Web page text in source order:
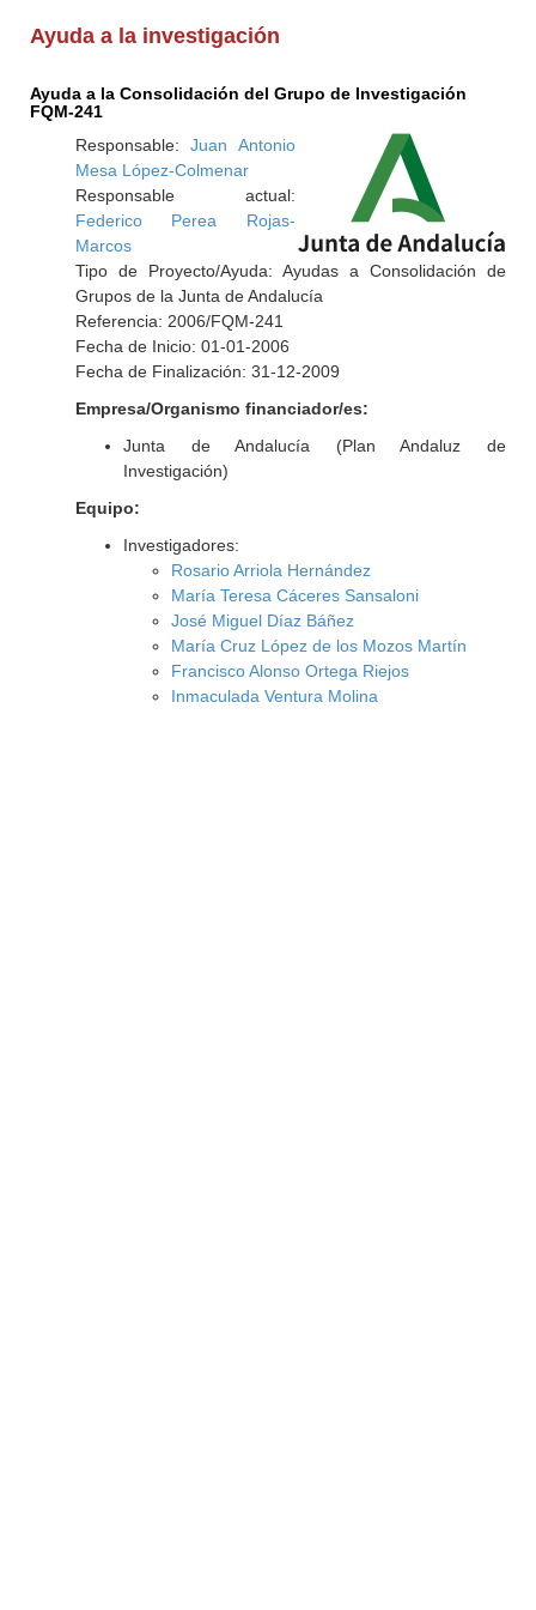
Ayuda a la investigación
Ayuda a la Consolidación del Grupo de Investigación
FQM-241
Responsable:Juan Antonio
Mesa López-Colmenar
Responsable actual:
Federico Perea Rojas-
Marcos
Tipo de Proyecto/Ayuda: Ayudas a Consolidación de
Grupos de la Junta de Andalucía
Referencia: 2006/FQM-241
Fecha de Inicio: 01-01-2006
Fecha de Finalización: 31-12-2009
Empresa/Organismo financiador/es:
Junta de Andalucía (Plan Andaluz de
Investigación)
Equipo:
Investigadores:
Rosario Arriola Hernández
María Teresa Cáceres Sansaloni
José Miguel Díaz Báñez
María Cruz López de los Mozos Martín
Francisco Alonso Ortega Riejos
Inmaculada Ventura Molina